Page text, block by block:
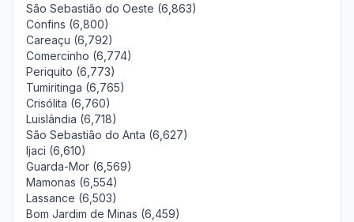
São Sebastião do Oeste (6,863)
Confins (6,800)
Careaçu (6,792)
Comercinho (6,774)
Periquito (6,773)
Tumiritinga (6,765)
Crisólita (6,760)
Luislândia (6,718)
São Sebastião do Anta (6,627)
Ijaci (6,610)
Guarda-Mor (6,569)
Mamonas (6,554)
Lassance (6,503)
Bom Jardim de Minas (6,459)